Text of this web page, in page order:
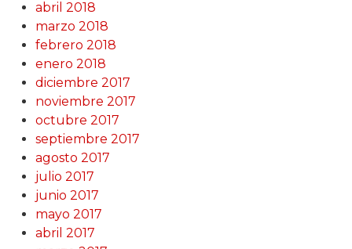
abril 2018
marzo 2018
febrero 2018
enero 2018
diciembre 2017
noviembre 2017
octubre 2017
septiembre 2017
agosto 2017
julio 2017
junio 2017
mayo 2017
abril 2017